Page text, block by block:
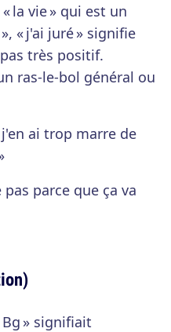
la vie » qui est un
« j'ai juré » signifie
très positif.
ras-le-bol général ou
j'en ai trop marre de
parce que ça va
» signifiait